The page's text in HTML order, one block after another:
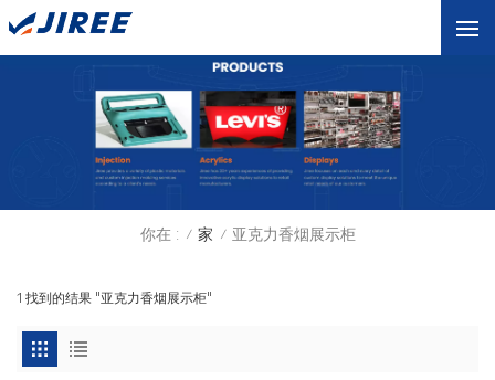
你在 : / 家 / 亚克力香烟展示柜
1 找到的结果 "亚克力香烟展示柜"